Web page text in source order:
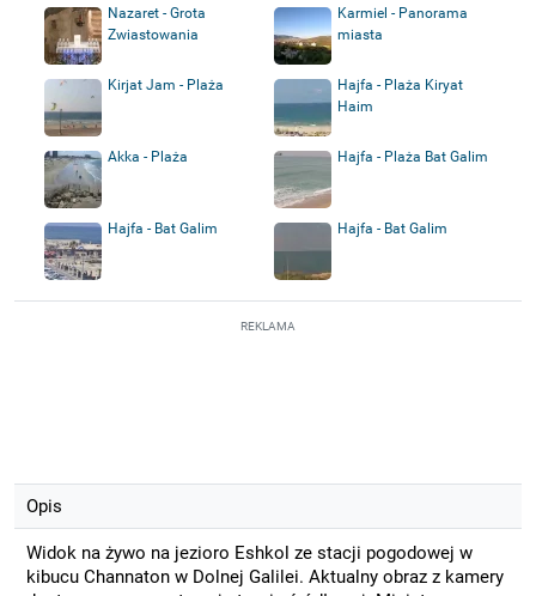
Nazaret - Grota
Zwiastowania
Karmiel - Panorama
miasta
Kirjat Jam - Plaża
Hajfa - Plaża Kiryat
Haim
Akka - Plaża Hajfa - Plaża Bat Galim
Hajfa - Bat Galim Hajfa - Bat Galim
REKLAMA
Opis
Widok na żywo na jezioro Eshkol ze stacji pogodowej w
kibucu Channaton w Dolnej Galilei. Aktualny obraz z kamery